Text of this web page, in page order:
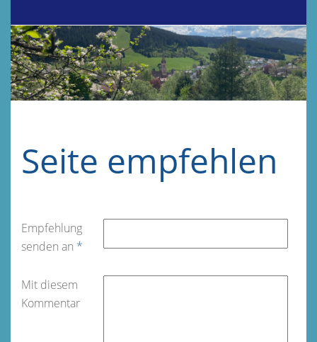
Seite empfehlen
Empfehlung
senden an *
Mit diesem
Kommentar